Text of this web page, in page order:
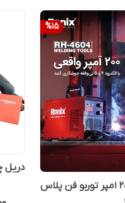
%15
اینورتر جوشکاری 200 امپر توربو فن پلاس
دریل